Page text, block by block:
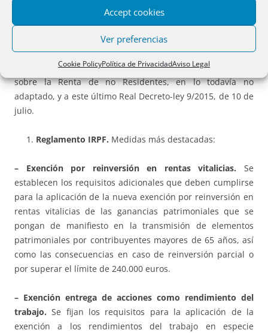
Accept cookies
Ver preferencias
Cookie PolicyPolítica de PrivacidadAviso Legal
adaptar las normas reglamentarias
26/2014, de 27 de noviembre, que introdujo importantes
modificaciones en la regulación del IRPF y del Impuesto
sobre la Renta de no Residentes, en lo todavía no
adaptado, y a este último Real Decreto-ley 9/2015, de 10 de
julio.
Reglamento IRPF. Medidas más destacadas:
– Exención por reinversión en rentas vitalicias. Se
establecen los requisitos adicionales que deben cumplirse
para la aplicación de la nueva exención por reinversión en
rentas vitalicias de las ganancias patrimoniales que se
pongan de manifiesto en la transmisión de elementos
patrimoniales por contribuyentes mayores de 65 años, así
como las consecuencias en caso de reinversión parcial o
por superar el límite de 240.000 euros.
– Exención entrega de acciones como rendimiento del
trabajo. Se fijan los requisitos para la aplicación de la
exención a los rendimientos del trabajo en especie